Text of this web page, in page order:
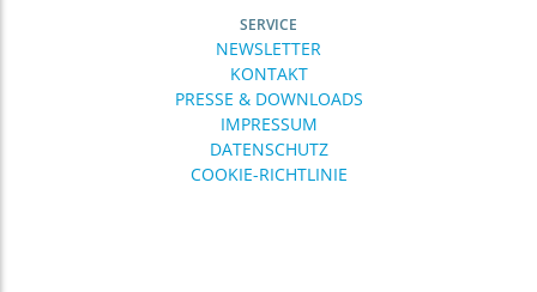
SERVICE
NEWSLETTER
KONTAKT
PRESSE & DOWNLOADS
IMPRESSUM
DATENSCHUTZ
COOKIE-RICHTLINIE